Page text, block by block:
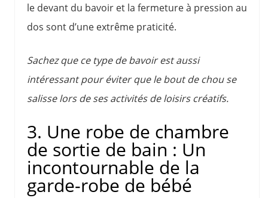
le devant du bavoir et la fermeture à pression au
dos sont d’une extrême praticité.
Sachez que ce type de bavoir est aussi
intéressant pour éviter que le bout de chou se
salisse lors de ses activités de loisirs créatifs.
3. Une robe de chambre
de sortie de bain : Un
incontournable de la
garde-robe de bébé